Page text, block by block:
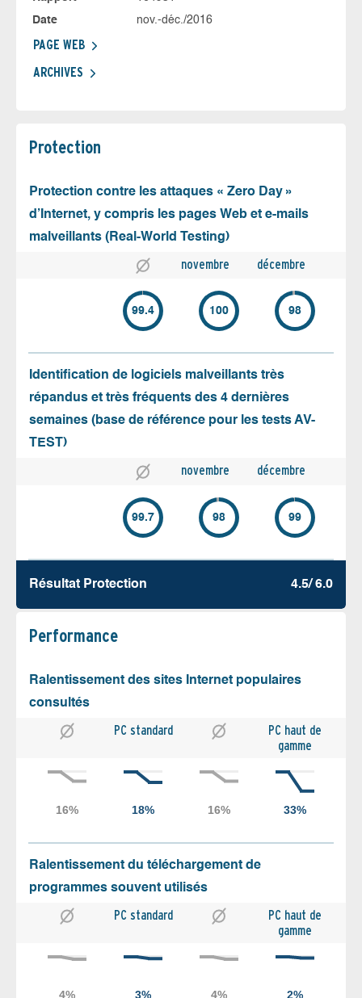
Date
nov.-déc./2016
PAGE WEB
ARCHIVES
Protection
Protection contre les attaques « Zero Day »
d’Internet, y compris les pages Web et e-mails
malveillants (Real-World Testing)
novembre décembre
99.4 100 98
Identification de logiciels malveillants très
répandus et très fréquents des 4 dernières
semaines (base de référence pour les tests AV-
TEST)
novembre décembre
99.7 98 99
Résultat Protection 4.5/ 6.0
Performance
Ralentissement des sites Internet populaires
consultés
PC standard
PC haut de
gamme
Ralentissement du téléchargement de
programmes souvent utilisés
PC standard
PC haut de
gamme